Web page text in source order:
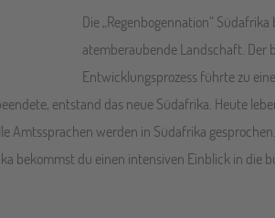
Die „Regenbogennation“
atemberaubende Landschaft. Der
Entwicklungsprozess führte zu
entstand das neue Südafrika. Heute
werden in Südafrika
bekommst du einen intensiven Einblick in die